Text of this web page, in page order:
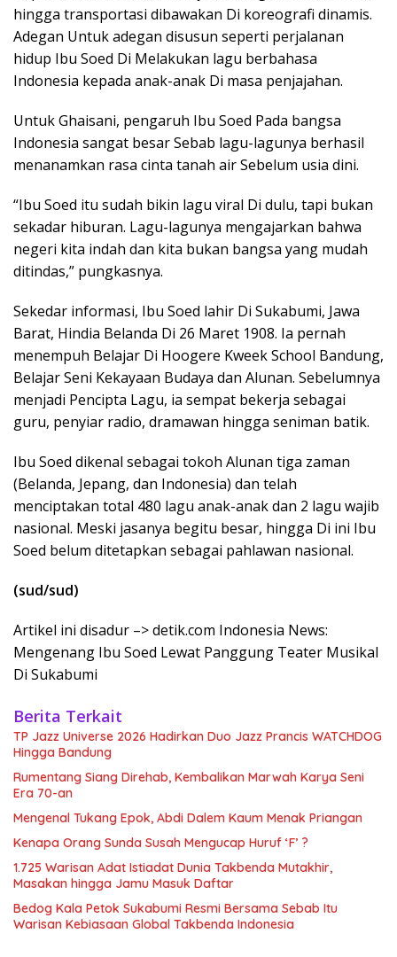
hingga transportasi dibawakan Di koreografi dinamis.
Adegan Untuk adegan disusun seperti perjalanan
hidup Ibu Soed Di Melakukan lagu berbahasa
Indonesia kepada anak-anak Di masa penjajahan.
Untuk Ghaisani, pengaruh Ibu Soed Pada bangsa
Indonesia sangat besar Sebab lagu-lagunya berhasil
menanamkan rasa cinta tanah air Sebelum usia dini.
“Ibu Soed itu sudah bikin lagu viral Di dulu, tapi bukan
sekadar hiburan. Lagu-lagunya mengajarkan bahwa
negeri kita indah dan kita bukan bangsa yang mudah
ditindas,” pungkasnya.
Sekedar informasi, Ibu Soed lahir Di Sukabumi, Jawa
Barat, Hindia Belanda Di 26 Maret 1908. Ia pernah
menempuh Belajar Di Hoogere Kweek School Bandung,
Belajar Seni Kekayaan Budaya dan Alunan. Sebelumnya
menjadi Pencipta Lagu, ia sempat bekerja sebagai
guru, penyiar radio, dramawan hingga seniman batik.
Ibu Soed dikenal sebagai tokoh Alunan tiga zaman
(Belanda, Jepang, dan Indonesia) dan telah
menciptakan total 480 lagu anak-anak dan 2 lagu wajib
nasional. Meski jasanya begitu besar, hingga Di ini Ibu
Soed belum ditetapkan sebagai pahlawan nasional.
(sud/sud)
Artikel ini disadur –> detik.com Indonesia News:
Mengenang Ibu Soed Lewat Panggung Teater Musikal
Di Sukabumi
Berita Terkait
TP Jazz Universe 2026 Hadirkan Duo Jazz Prancis WATCHDOG
Hingga Bandung
Rumentang Siang Direhab, Kembalikan Marwah Karya Seni
Era 70-an
Mengenal Tukang Epok, Abdi Dalem Kaum Menak Priangan
Kenapa Orang Sunda Susah Mengucap Huruf ‘F’ ?
1.725 Warisan Adat Istiadat Dunia Takbenda Mutakhir,
Masakan hingga Jamu Masuk Daftar
Bedog Kala Petok Sukabumi Resmi Bersama Sebab Itu
Warisan Kebiasaan Global Takbenda Indonesia